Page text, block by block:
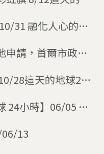
心的彩
申請，首爾市政府
24小時】06/05 廣
13